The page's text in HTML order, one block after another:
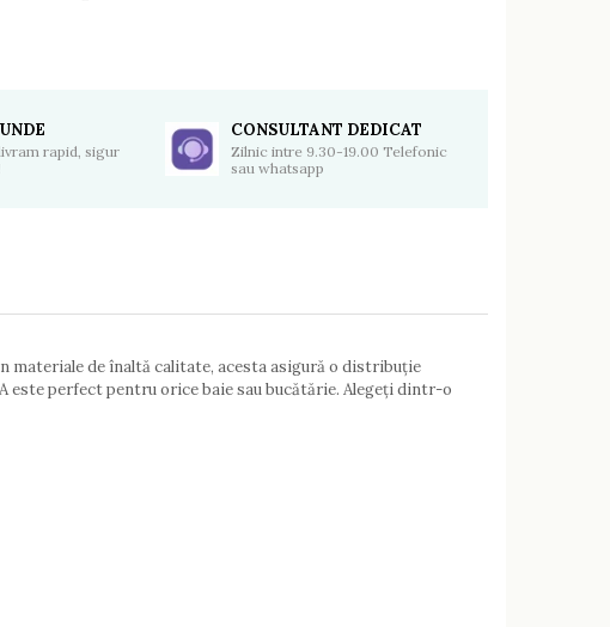
rapid, sigur
CONSULTANT DEDICAT
Zilnic intre 9.30-19.00 Telefonic
sau whatsapp
materiale de înaltă calitate, acesta asigură o distribuție
este perfect pentru orice baie sau bucătărie. Alegeți dintr-o